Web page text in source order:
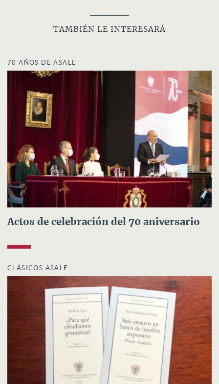
TAMBIÉN LE INTERESARÁ
70 AÑOS DE ASALE
Actos de celebración del 70 aniversario
CLÁSICOS ASALE